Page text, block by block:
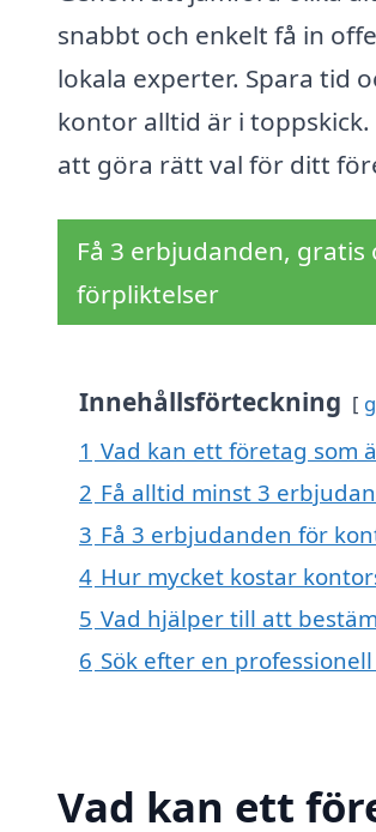
snabbt och enkelt få in
lokala experter. Spara tid
kontor alltid är i toppskick.
att göra rätt val för ditt
Få 3 erbjudanden, gratis
förpliktelser
Innehållsförteckning
1 Vad kan ett företag som
2 Få alltid minst 3
3 Få 3 erbjudanden för
4 Hur mycket kostar
5 Vad hjälper till att
6 Sök efter en
Vad kan ett